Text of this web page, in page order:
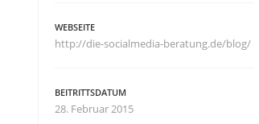
WEBSEITE
http://die-socialmedia-beratung.de/blog/
BEITRITTSDATUM
28. Februar 2015